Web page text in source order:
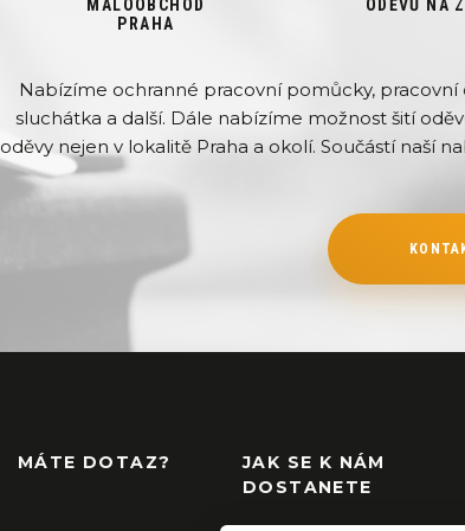
MALOOBCHOD
PRAHA
ODĚVŮ NA
Nabízíme ochranné pracovní pomůcky, pracovní
sluchátka a další. Dále nabízíme možnost šití
oděvy nejen v lokalitě Praha a okolí. Součástí naší
MÁTE DOTAZ?
JAK SE K NÁM
DOSTANETE